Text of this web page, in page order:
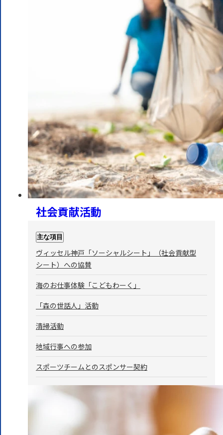
社会貢献活動
主な項目
ヴィッセル神戸「ソーシャルシート」（社会貢献型
シート）への協賛
海のお仕事体験「こどもわーく」
「森の世話人」活動
清掃活動
地域行事への参加
スポーツチームとのスポンサー契約